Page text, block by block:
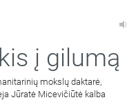
į gilumą
mokslų daktarė,
Jūratė Micevičiūtė kalba